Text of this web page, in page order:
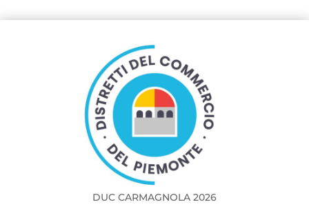
DUC CARMAGNOLA 2026